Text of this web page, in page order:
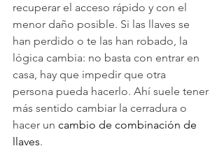
recuperar el acceso rápido y con el
menor daño posible. Si las llaves se
han perdido o te las han robado, la
lógica cambia: no basta con entrar en
casa, hay que impedir que otra
persona pueda hacerlo. Ahí suele tener
más sentido cambiar la cerradura o
hacer un cambio de combinación de
llaves.